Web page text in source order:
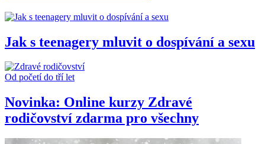
Jak s teenagery mluvit o dospívání a sexu
Od početí do tří let
Novinka: Online kurzy Zdravé
rodičovství zdarma pro všechny